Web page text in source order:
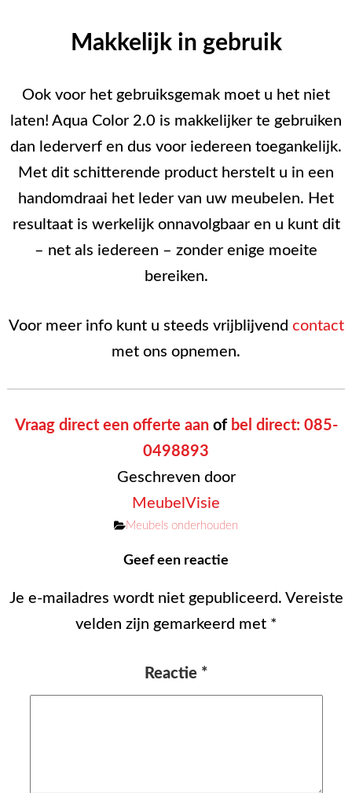
Makkelijk in gebruik
Ook voor het gebruiksgemak moet u het niet
laten! Aqua Color 2.0 is makkelijker te gebruiken
dan lederverf en dus voor iedereen toegankelijk.
Met dit schitterende product herstelt u in een
handomdraai het leder van uw meubelen. Het
resultaat is werkelijk onnavolgbaar en u kunt dit
– net als iedereen – zonder enige moeite
bereiken.
Voor meer info kunt u steeds vrijblijvend contact
met ons opnemen.
Vraag direct een offerte aanof bel direct: 085-
0498893
Geschreven door
MeubelVisie
Categorieën
Meubels onderhouden
Geef een reactie
Je e-mailadres wordt niet gepubliceerd. Vereiste
velden zijn gemarkeerd met *
Reactie *